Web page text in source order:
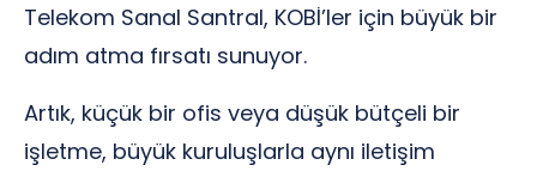
Telekom Sanal Santral, KOBİ’ler için büyük bir
adım atma fırsatı sunuyor.
Artık, küçük bir ofis veya düşük bütçeli bir
işletme, büyük kuruluşlarla aynı iletişim